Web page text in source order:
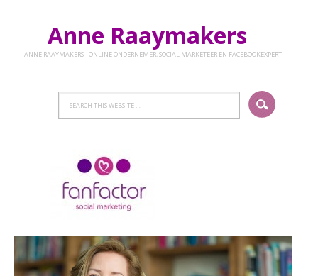
Anne Raaymakers
ANNE RAAYMAKERS - ONLINE ONDERNEMER, SOCIAL MARKETEER EN FACEBOOKEXPERT